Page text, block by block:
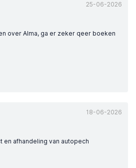
25-06-2026
over Alma, ga er zeker qeer boeken
18-06-2026
en afhandeling van autopech